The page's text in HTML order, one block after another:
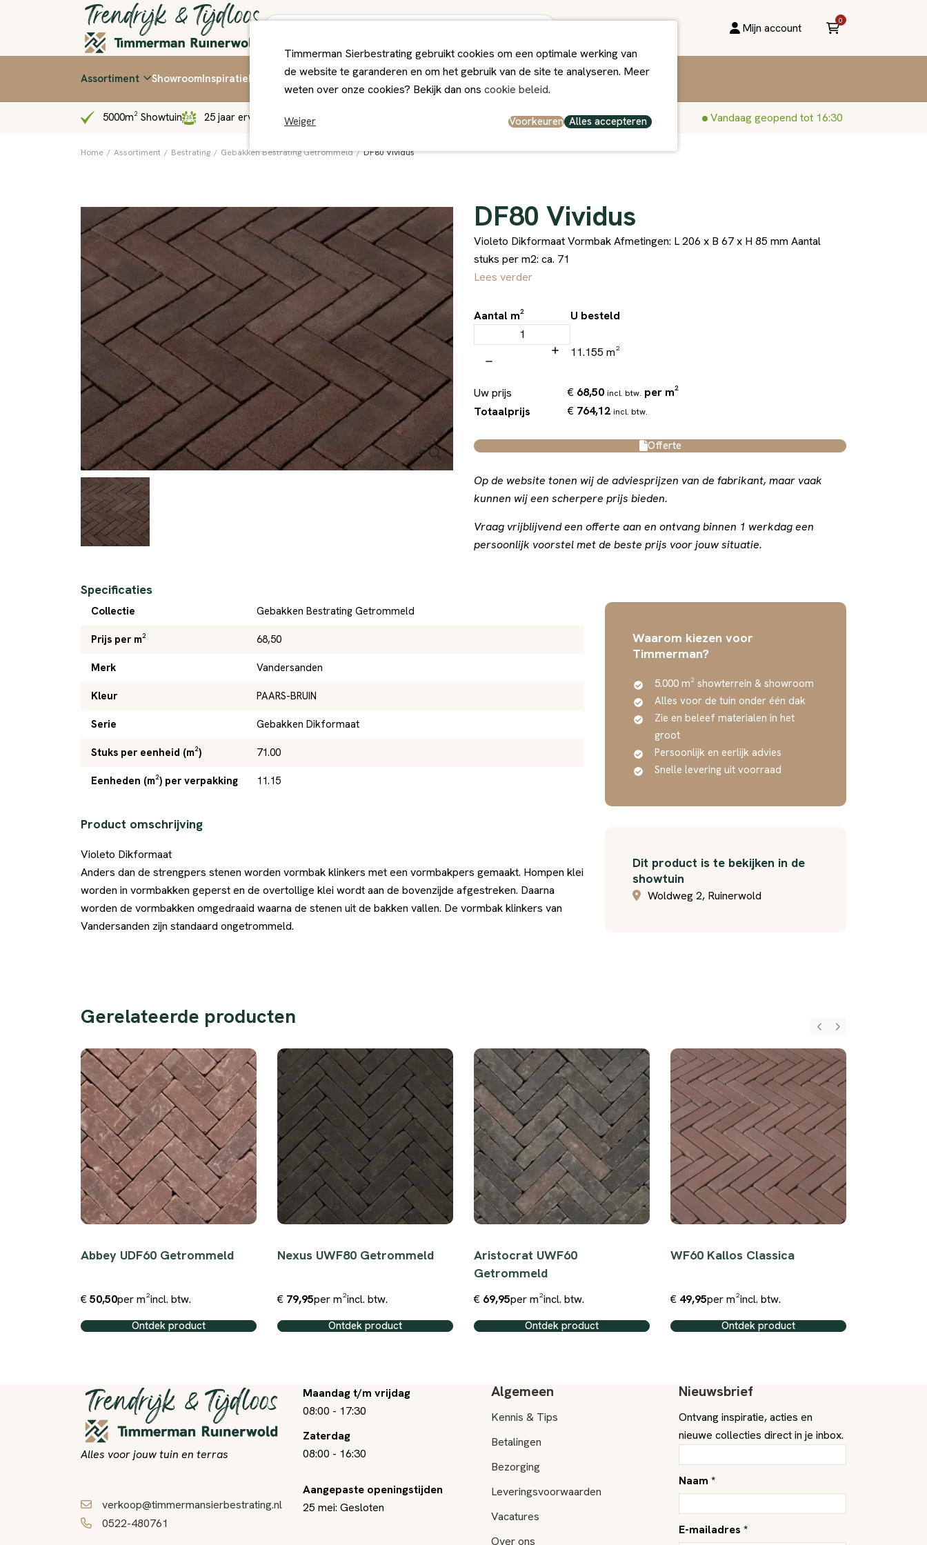
Mijn account
0
Assortiment ShowroomInspiratieKennis & TipsWinkel Contact
5000m² Showtuin 25 jaar ervaring Snel en persoonlijk Vandaag geopend tot 16:30
Home / Assortiment / Bestrating / Gebakken Bestrating Getrommeld / DF80 Vividus
DF80 Vividus
Violeto Dikformaat Vormbak Afmetingen: L 206 x B 67 x H 85 mm Aantal
stuks per m2: ca. 71
Lees verder
Aantal m² U besteld
11.155 m²
Uw prijs € 68,50 incl. btw. per m²
Totaalprijs
€ 764,12 incl. btw.
Offerte
Op de website tonen wij de adviesprijzen van de fabrikant, maar vaak
kunnen wij een scherpere prijs bieden.
Vraag vrijblijvend een offerte aan en ontvang binnen 1 werkdag een
persoonlijk voorstel met de beste prijs voor jouw situatie.
Specificaties
Collectie Gebakken Bestrating Getrommeld
Prijs per m² 68,50
Merk Vandersanden
Kleur PAARS-BRUIN
Serie Gebakken Dikformaat
Stuks per eenheid (m²) 71.00
Eenheden (m²) per verpakking 11.15
Product omschrijving
Violeto Dikformaat
Anders dan de strengpers stenen worden vormbak klinkers met een vormbakpers gemaakt. Hompen klei
worden in vormbakken geperst en de overtollige klei wordt aan de bovenzijde afgestreken. Daarna
worden de vormbakken omgedraaid waarna de stenen uit de bakken vallen. De vormbak klinkers van
Vandersanden zijn standaard ongetrommeld.
Waarom kiezen voor
Timmerman?
5.000 m² showterrein & showroom
Alles voor de tuin onder één dak
Zie en beleef materialen in het
groot
Persoonlijk en eerlijk advies
Snelle levering uit voorraad
Dit product is te bekijken in de
showtuin
Woldweg 2, Ruinerwold
Gerelateerde producten
Abbey UDF60 Getrommeld
€50,50per m²incl. btw.
Ontdek product
Nexus UWF80 Getrommeld
€ 79,95per m²incl. btw.
Ontdek product
Aristocrat UWF60
Getrommeld
€ 69,95per m²incl. btw.
Ontdek product
WF60 Kallos Classica
€ 49,95per m²incl. btw.
Ontdek product
Alles voor jouw tuin en terras
verkoop@timmermansierbestrating.nl
0522-480761
Maandag t/m vrijdag
08:00 - 17:30
Zaterdag
08:00 - 16:30
Aangepaste openingstijden
25 mei: Gesloten
Algemeen
Kennis & Tips
Betalingen
Bezorging
Leveringsvoorwaarden
Vacatures
Over ons
Nieuwsbrief
Ontvang inspiratie, acties en
nieuwe collecties direct in je inbox.
Naam *
E-mailadres *
Timmerman Sierbestrating gebruikt cookies om een optimale werking van
de website te garanderen en om het gebruik van de site te analyseren. Meer
weten over onze cookies? Bekijk dan ons cookie beleid.
Weiger Voorkeuren Alles accepteren